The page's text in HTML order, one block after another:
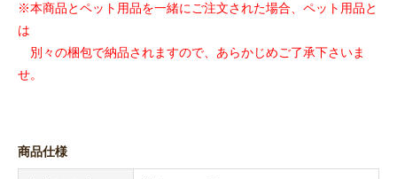
※本商品とペット用品を一緒にご注文された場合、ペット用品と
は
別々の梱包で納品されますので、あらかじめご了承下さいま
せ。
商品仕様